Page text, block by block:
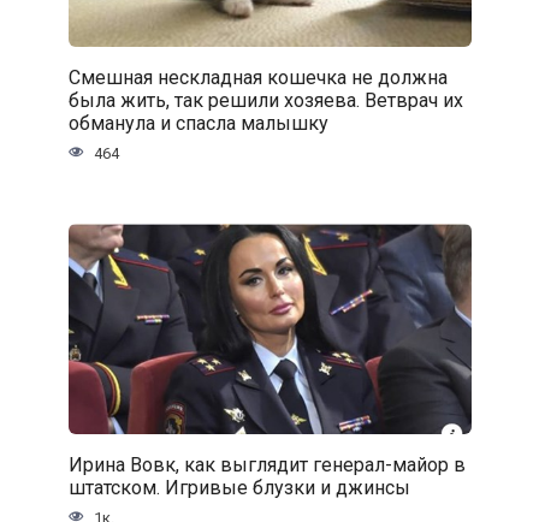
Смешная нескладная кошечка не должна
была жить, так решили хозяева. Ветврач их
обманула и спасла малышку
464
Ирина Вовк, как выглядит генерал-майор в
штатском. Игривые блузки и джинсы
1к.